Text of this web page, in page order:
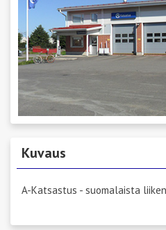
Kuvaus
A-Katsastus - suomalaista